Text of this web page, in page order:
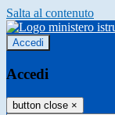
Salta al contenuto
Accedi
Accedi
button close ×